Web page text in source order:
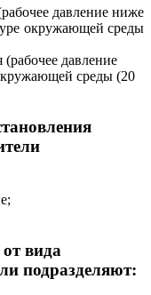
давление ниже
окружающей среды
давление
среды (20
вида
подразделяют: